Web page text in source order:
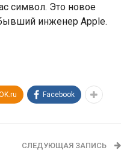
символ. Это новое
инженер Apple.
Facebook
СЛЕДУЮЩАЯ ЗАПИСЬ